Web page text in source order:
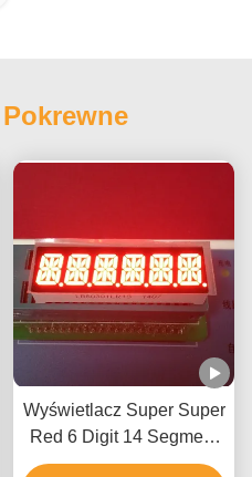
Wyświetlacz Super Super
Red 6 Digit 14 Segment
Led 10mm do taksometru